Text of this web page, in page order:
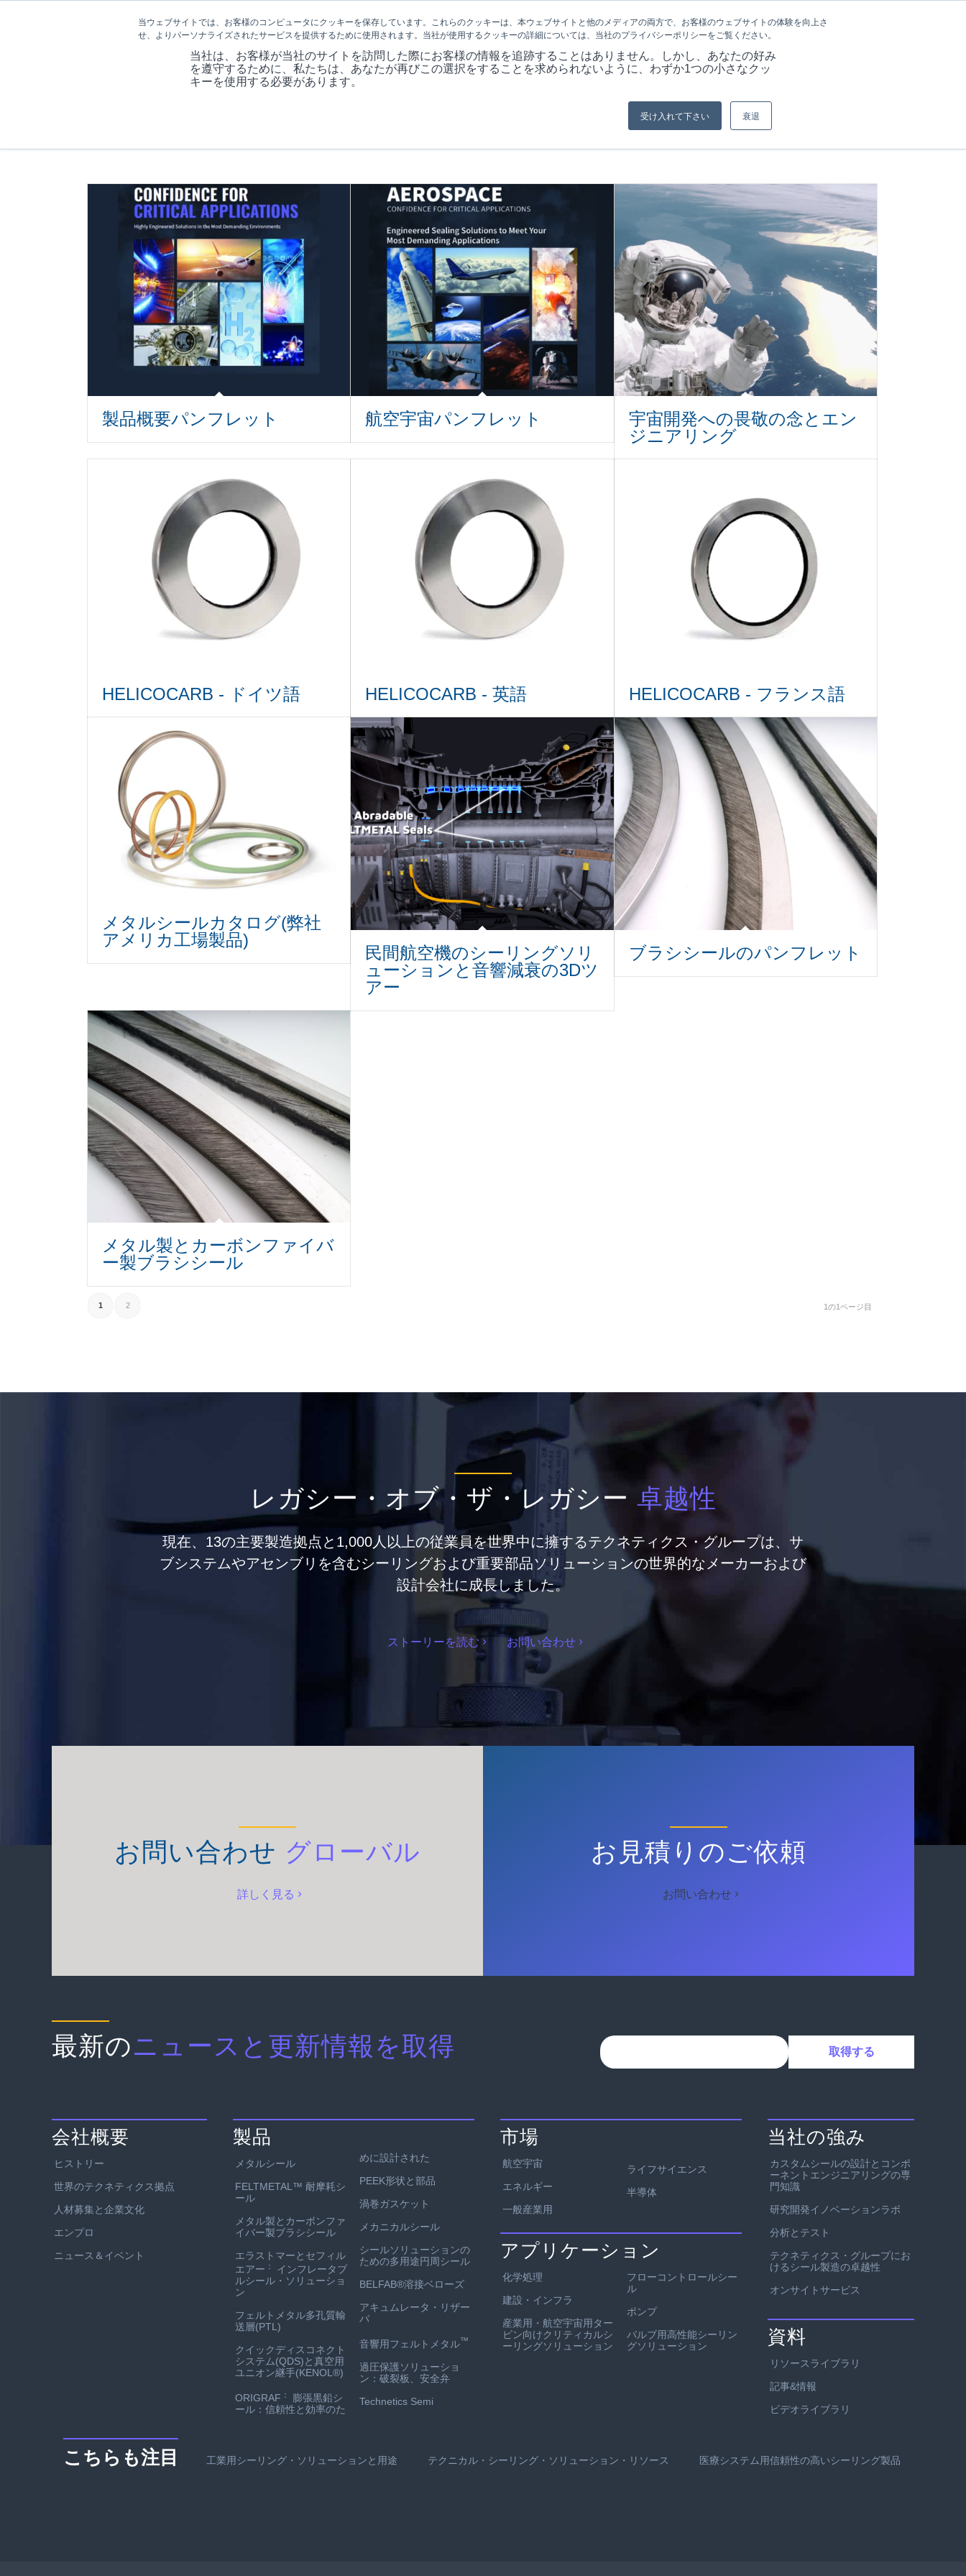
当ウェブサイトでは、お客様のコンピュータにクッキーを保存しています。これらのクッキーは、本ウェブサイトと他のメディアの両方で、お客様のウェブサイトの体験を向上さ
せ、よりパーソナライズされたサービスを提供するために使用されます。当社が使用するクッキーの詳細については、当社のプライバシーポリシーをご覧ください。
当社は、お客様が当社のサイトを訪問した際にお客様の情報を追跡することはありません。しかし、あなたの好み
を遵守するために、私たちは、あなたが再びこの選択をすることを求められないように、わずか1つの小さなクッ
キーを使用する必要があります。
受け入れて下さい 衰退
会社概要 製品 MARKET アプリケーション 当社の強み
製品概要パンフレット 航空宇宙パンフレット
宇宙開発への畏敬の念とエン
ジニアリング
HELICOCARB - ドイツ語 HELICOCARB - 英語 HELICOCARB - フランス語
メタルシールカタログ(弊社
アメリカ工場製品)
民間航空機のシーリングソリ
ューションと音響減衰の3Dツ
アー
ブラシシールのパンフレット
メタル製とカーボンファイバ
ー製ブラシシール
1の1ページ目
1 2
レガシー・オブ・ザ・レガシー 卓越性
現在、13の主要製造拠点と1,000人以上の従業員を世界中に擁するテクネティクス・グループは、サ
ブシステムやアセンブリを含むシーリングおよび重要部品ソリューションの世界的なメーカーおよび
設計会社に成長しました。
ストーリーを読む お問い合わせ
お問い合わせ グローバル
詳しく見る
お見積りのご依頼
お問い合わせ
最新のニュースと更新情報を取得
会社概要
ヒストリー
世界のテクネティクス拠点
人材募集と企業文化
エンプロ
ニュース＆イベント
製品
メタルシール
FELTMETAL™ 耐摩耗シ
ール
メタル製とカーボンファ
イバー製ブラシシール
エラストマーとセフィル
エアー ：
インフレータブ
ルシール・ソリューショ
ン
フェルトメタル多孔質輸
送層(PTL)
クイックディスコネクト
システム(QDS)と真空用
ユニオン継手(KENOL®)
ORIGRAF ：
膨張黒鉛シ
ール：信頼性と効率のた
めに設計された
PEEK形状と部品
渦巻ガスケット
メカニカルシール
シールソリューションの
ための多用途円周シール
BELFAB®溶接ベローズ
アキュムレータ・リザー
バ
音響用フェルトメタル™
過圧保護ソリューショ
ン：破裂板、安全弁
Technetics Semi
市場
航空宇宙
エネルギー
一般産業用
ライフサイエンス
半導体
アプリケーション
化学処理
建設・インフラ
産業用・航空宇宙用ター
ビン向けクリティカルシ
ーリングソリューション
フローコントロールシー
ル
ポンプ
バルブ用高性能シーリン
グソリューション
当社の強み
カスタムシールの設計とコンポ
ーネントエンジニアリングの専
門知識
研究開発イノベーションラボ
分析とテスト
テクネティクス・グループにお
けるシール製造の卓越性
オンサイトサービス
資料
リソースライブラリ
記事&情報
ビデオライブラリ
こちらも注目 工業用シーリング・ソリューションと用途 テクニカル・シーリング・ソリューション・リソース 医療システム用信頼性の高いシーリング製品